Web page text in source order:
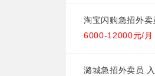
淘宝闪购急招外
6000-12000元/月
潞城急招外卖员